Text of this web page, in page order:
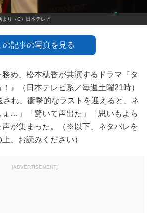
より（C）日本テレビ
の記事の写真を見る
め、松本穂香が共演するドラマ『タ
』（日本テレビ系／毎週土曜21時）
され、衝撃的なラストを迎えると、ネ
ょ…」「驚いて声出た」「思いもよら
声が集まった。（※以下、ネタバレを
、お読みください）
[ADVERTISEMENT]